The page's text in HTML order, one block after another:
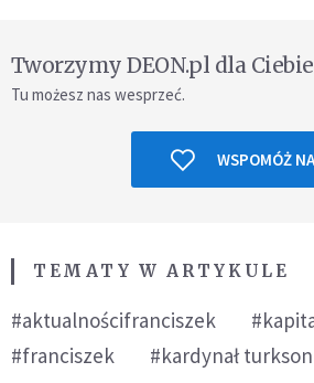
Tworzymy DEON.pl dla Ciebie
Tu możesz nas wesprzeć.
WSPOMÓŻ
TEMATY W ARTYKULE
#aktualnościfranciszek
#franciszek
#kardynał turkson